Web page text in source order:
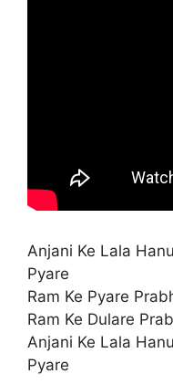
Anjani Ke Lala
Pyare
Ram Ke Pyare
Ram Ke Dulare
Anjani Ke Lala
Pyare